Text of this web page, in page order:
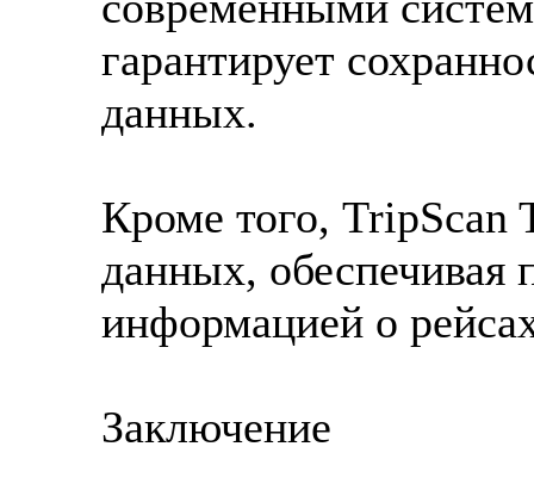
гарантирует
данных.
Кроме того, TripScan
данных, обеспечивая
информацией о
Заключение